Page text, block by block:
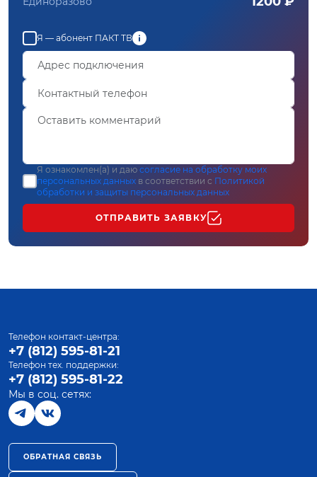
Я — абонент ПАКТ ТВ
Я ознакомлен(а) и даю согласие на обработку моих
персональных данных в соответствии с Политикой
обработки и защиты персональных данных
ОТПРАВИТЬ ЗАЯВКУ
Телефон контакт-центра:
+7 (812) 595-81-21
Телефон тех. поддержки:
+7 (812) 595-81-22
Мы в соц. сетях:
ОБРАТНАЯ СВЯЗЬ